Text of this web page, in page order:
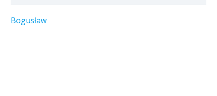
Bogusław